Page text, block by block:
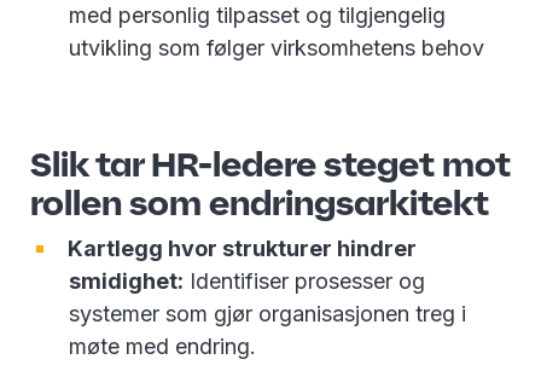
med personlig tilpasset og tilgjengelig
utvikling som følger virksomhetens behov
Slik tar HR-ledere steget mot
rollen som endringsarkitekt
Kartlegg hvor strukturer hindrer
smidighet: Identifiser prosesser og
systemer som gjør organisasjonen treg i
møte med endring.